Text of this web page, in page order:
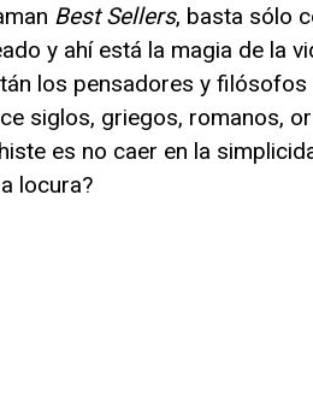
Best Sellers, basta sólo
y ahí está la magia de la
los pensadores y
siglos, griegos, romanos,
es no caer en la
locura?